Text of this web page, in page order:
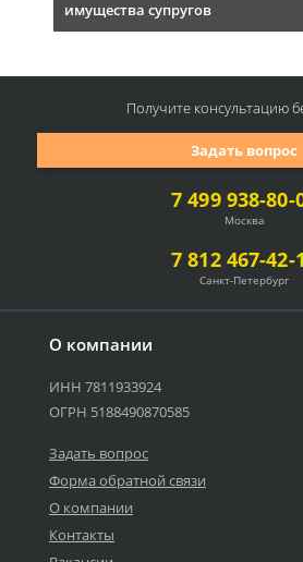
имущества супругов
О компании
ИНН 7811933924
ОГРН 5188490870585
Задать вопрос
Форма обратной связи
О компании
Контакты
7 499 938-80-
Москва
7 812 467-42-
Санкт-Петербург
Задать вопрос
Получите консультацию